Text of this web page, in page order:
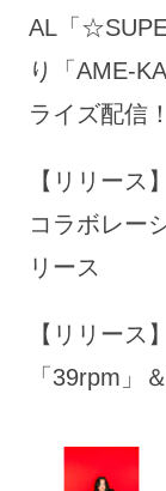
AL「
り「AME-
ライズ配信！
【リリース
コラボレー
リース
【リリース
「39rpm」